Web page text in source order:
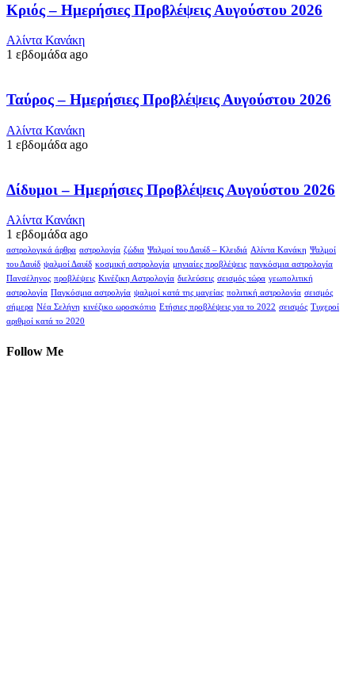
Κριός – Ημερήσιες Προβλέψεις Αυγούστου 2026
Αλίντα Κανάκη
1 εβδομάδα ago
Ταύρος – Ημερήσιες Προβλέψεις Αυγούστου 2026
Αλίντα Κανάκη
1 εβδομάδα ago
Δίδυμοι – Ημερήσιες Προβλέψεις Αυγούστου 2026
Αλίντα Κανάκη
1 εβδομάδα ago
αστρολογικά άρθρα αστρολογία ζώδια Ψαλμοί του Δαυίδ – Κλειδιά Αλίντα Κανάκη Ψαλμοί
του Δαυίδ ψαλμοί Δαυίδ κοσμική αστρολογία μηνιαίες προβλέψεις παγκόσμια αστρολογία
Πανσέληνος προβλέψεις Κινέζικη Αστρολογία διελεύσεις σεισμός τώρα γεωπολιτική
αστρολογία Παγκόσμια αστρολγία ψαλμοί κατά της μαγείας πολιτική αστρολογία σεισμός
σήμερα Νέα Σελήνη κινέζικο ωροσκόπιο Ετήσιες προβλέψεις για το 2022 σεισμός Τυχεροί
αριθμοί κατά το 2020
Follow Me